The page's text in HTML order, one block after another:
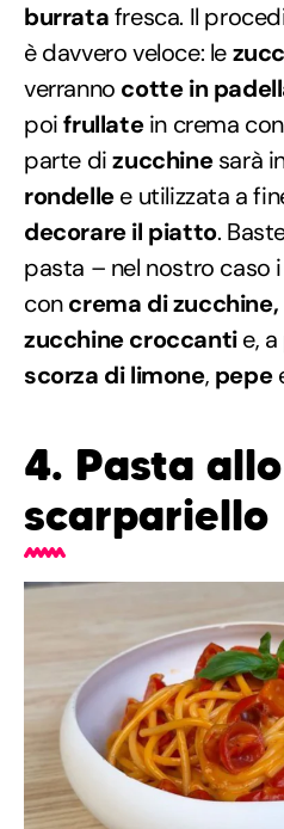
burratafresca. Il
è davvero veloce: le
verranno cotte in
poifrullatein crema
parte dizucchinesarà
rondellee utilizzata a
decorare il piatto.
pasta – nel nostro caso
concrema di
zucchine croccantie, a
scorza di limone, pepe
4. Pasta allo
scarpariello